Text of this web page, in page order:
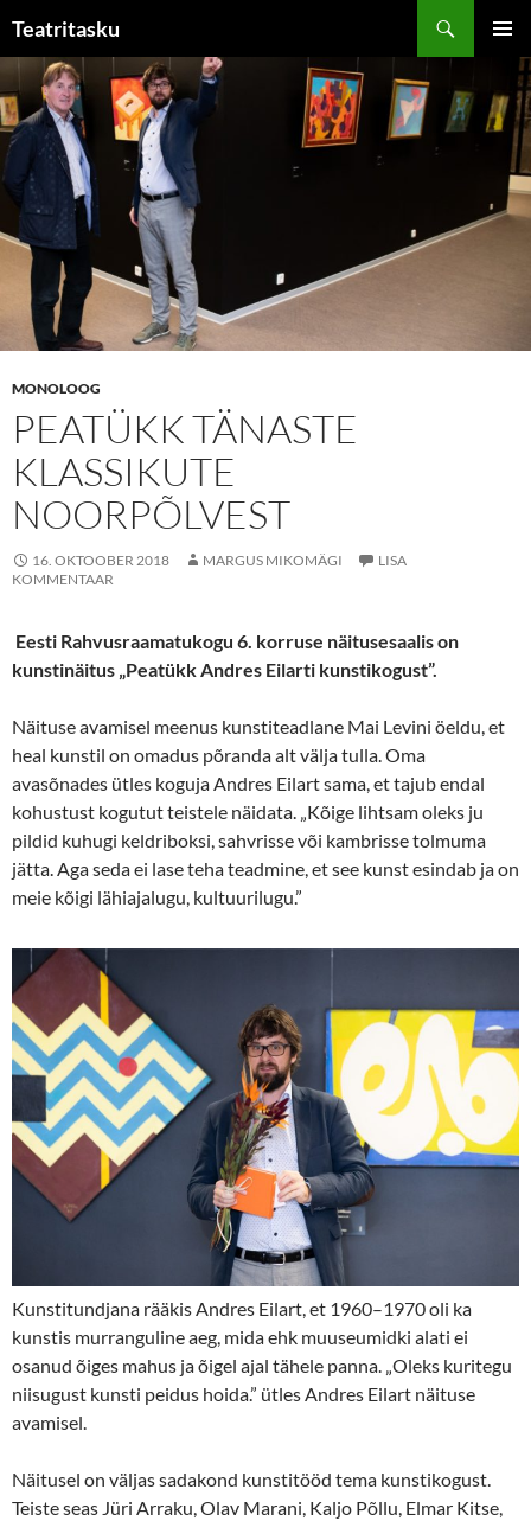
sisu
juurde
Teatritasku
MONOLOOG
PEATÜKK TÄNASTE
KLASSIKUTE
NOORPÕLVEST
16. OKTOOBER 2018 MARGUS MIKOMÄGI
LISA
KOMMENTAAR
Eesti Rahvusraamatukogu 6. korruse näitusesaalis on
kunstinäitus „Peatükk Andres Eilarti kunstikogust”.
Näituse avamisel meenus kunstiteadlane Mai Levini öeldu, et
heal kunstil on omadus põranda alt välja tulla. Oma
avasõnades ütles koguja Andres Eilart sama, et tajub endal
kohustust kogutut teistele näidata. „Kõige lihtsam oleks ju
pildid kuhugi keldriboksi, sahvrisse või kambrisse tolmuma
jätta. Aga seda ei lase teha teadmine, et see kunst esindab ja on
meie kõigi lähiajalugu, kultuurilugu.”
Kunstitundjana rääkis Andres Eilart, et 1960–1970 oli ka
kunstis murranguline aeg, mida ehk muuseumidki alati ei
osanud õiges mahus ja õigel ajal tähele panna. „Oleks kuritegu
niisugust kunsti peidus hoida.” ütles Andres Eilart näituse
avamisel.
Näitusel on väljas sadakond kunstitööd tema kunstikogust.
Teiste seas Jüri Arraku, Olav Marani, Kaljo Põllu, Elmar Kitse,